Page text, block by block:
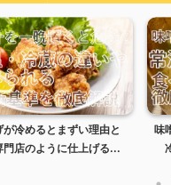
一晩置くと危険？常温・
違いや食べられる判...
絞